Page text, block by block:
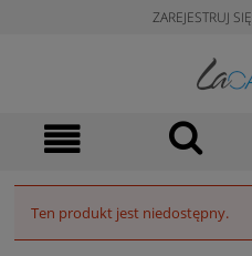
ZAREJESTRUJ SIĘ
Ten produkt jest niedostępny.